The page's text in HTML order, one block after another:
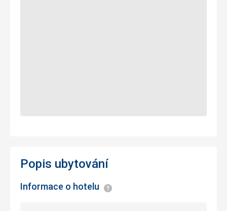
Popis ubytování
Informace o hotelu Informace